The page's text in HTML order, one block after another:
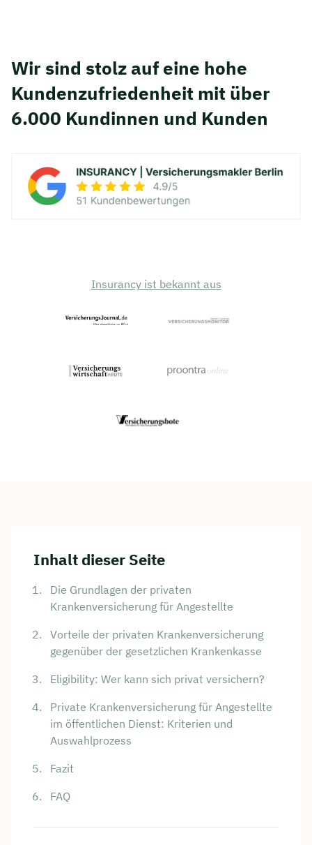
Wir sind stolz auf eine hohe
Kunden­zufriedenheit mit über
6.000 Kundinnen und Kunden
Insurancy ist bekannt aus
Inhalt dieser Seite
Die Grundlagen der privaten
Krankenversicherung für Angestellte
Vorteile der privaten Krankenversicherung
gegenüber der gesetzlichen Krankenkasse
Eligibility: Wer kann sich privat versichern?
Private Krankenversicherung für Angestellte
im öffentlichen Dienst: Kriterien und
Auswahlprozess
Fazit
FAQ